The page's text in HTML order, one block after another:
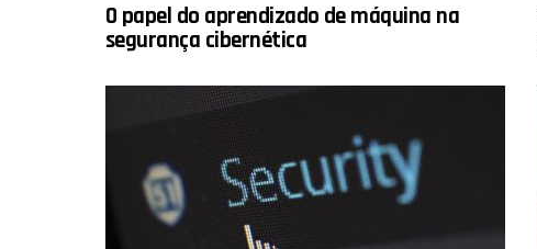
O papel do aprendizado de máquina na
segurança cibernética